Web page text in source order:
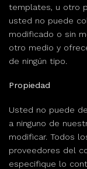
templates, u otro
usted no puede
modificado o sin
otro medio y
de ningún tipo.
Propiedad
Usted no puede
a ninguno de
modificar. Todos
proveedores del
especifique lo